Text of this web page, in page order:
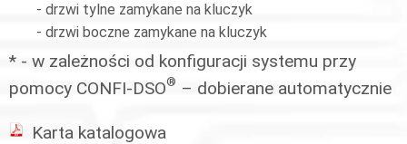
- drzwi tylne zamykane na kluczyk
- drzwi boczne zamykane na kluczyk
* - w zależności od konfiguracji systemu przy
pomocy CONFI-DSO® – dobierane automatycznie
Karta katalogowa